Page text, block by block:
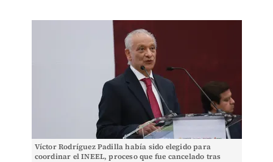
Víctor Rodríguez Padilla había sido elegido para
coordinar el INEEL, proceso que fue cancelado tras